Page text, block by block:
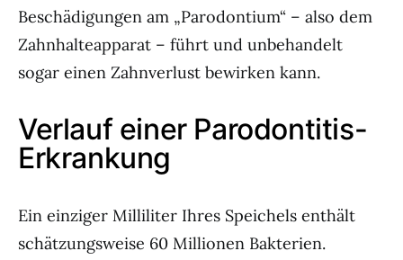
Beschädigungen am „Parodontium“ – also dem
Zahnhalteapparat – führt und unbehandelt
sogar einen Zahnverlust bewirken kann.
Verlauf einer Parodontitis-
Erkrankung
Ein einziger Milliliter Ihres Speichels enthält
schätzungsweise 60 Millionen Bakterien.